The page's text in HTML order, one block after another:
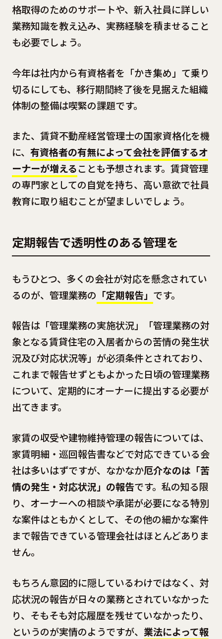
格取得のためのサポートや、新入社員に詳しい
業務知識を教え込み、実務経験を積ませること
も必要でしょう。
今年は社内から有資格者を「かき集め」て乗り
切るにしても、移行期間終了後を見据えた組織
体制の整備は喫緊の課題です。
また、賃貸不動産経営管理士の国家資格化を機
に、 有資格者の有無によって会社を評価するオ
ーナーが増えることも予想されます。賃貸管理
の専門家としての自覚を持ち、高い意欲で社員
教育に取り組むことが望ましいでしょう。
定期報告で透明性のある管理を
もうひとつ、多くの会社が対応を懸念されてい
るのが、管理業務の 「定期報告」 です。
報告は「管理業務の実施状況」「管理業務の対
象となる賃貸住宅の入居者からの苦情の発生状
況及び対応状況等」が必須条件とされており、
これまで報告せずともよかった日頃の管理業務
について、定期的にオーナーに提出する必要が
出てきます。
家賃の収受や建物維持管理の報告については、
家賃明細・巡回報告書などで対応できている会
社は多いはずですが、なかなか厄介なのは「苦
情の発生・対応状況」の報告です。私の知る限
り、オーナーへの相談や承諾が必要になる特別
な案件はともかくとして、その他の細かな案件
まで報告できている管理会社はほとんどありま
せん。
もちろん意図的に隠しているわけではなく、対
応状況の報告が日々の業務とされていなかった
り、そもそも対応履歴を残せていなかったり、
というのが実情のようですが、 業法によって報